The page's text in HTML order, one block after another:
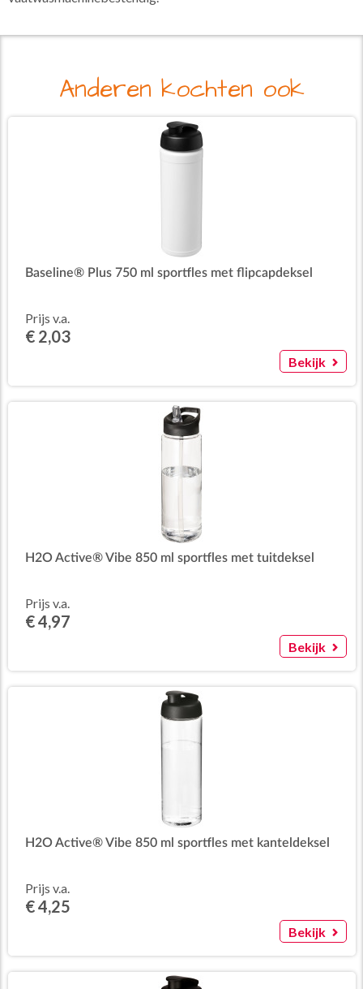
Anderen kochten ook
Baseline® Plus 750 ml sportfles met flipcapdeksel
Prijs v.a.
€ 2,03
Bekijk
H2O Active® Vibe 850 ml sportfles met tuitdeksel
Prijs v.a.
€ 4,97
Bekijk
H2O Active® Vibe 850 ml sportfles met kanteldeksel
Prijs v.a.
€ 4,25
Bekijk